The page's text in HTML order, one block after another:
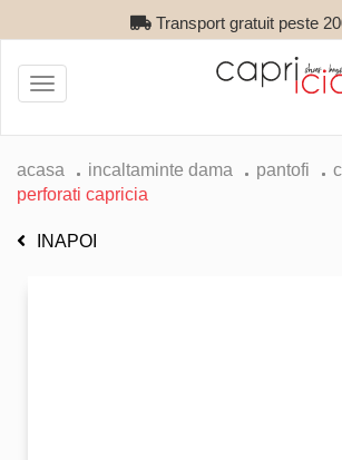
Transport gratuit peste
Toggle
navigation
acasa incaltaminte dama pantofi
perforati capricia
INAPOI